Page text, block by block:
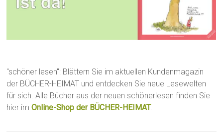
"schöner lesen": Blättern Sie im aktuellen Kundenmagazin
der BÜCHER-HEIMAT und entdecken Sie neue Lesewelten
für sich. Alle Bücher aus der neuen schönerlesen finden Sie
hier imOnline-Shop der BÜCHER-HEIMAT.